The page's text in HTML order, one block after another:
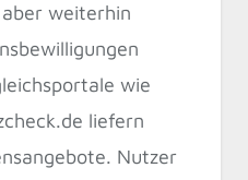
weiterhin
wie
liefern
Nutzer